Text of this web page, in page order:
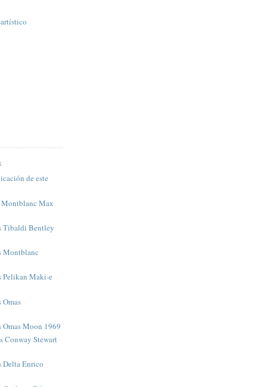
de este
Montblanc Max
Tibaldi Bentley
Montblanc
Pelikan Maki-e
Omas Moon 1969
Conway Stewart
Delta Enrico